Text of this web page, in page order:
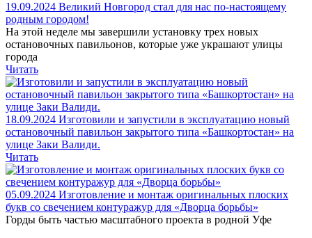
19.09.2024 Великий Новгород стал для нас по-настоящему
родным городом!
На этой неделе мы завершили установку трех новых
остановочных павильонов, которые уже украшают улицы
города
Читать
18.09.2024 Изготовили и запустили в эксплуатацию новый
остановочный павильон закрытого типа «Башкортостан» на
улице Заки Валиди.
Читать
05.09.2024 Изготовление и монтаж оригинальных плоских
букв со свечением контуражур для «Дворца борьбы»
Горды быть частью масштабного проекта в родной Уфе